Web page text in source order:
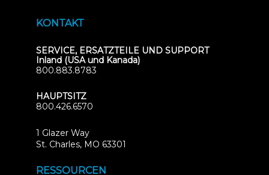
KONTAKT
SERVICE, ERSATZTEILE UND SUPPORT
Inland (USA und Kanada)
800.883.8783
HAUPTSITZ
800.426.6570
1 Glazer Way
St. Charles, MO 63301
RESSOURCEN